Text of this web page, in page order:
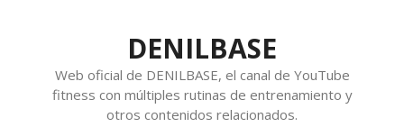
DENILBASE
Web oficial de DENILBASE, el canal de YouTube
fitness con múltiples rutinas de entrenamiento y
otros contenidos relacionados.